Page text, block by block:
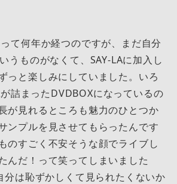
て何年か経つのですが、まだ自分
うものがなくて、SAY-LAに加入し
っと楽しみにしていました。いろ
詰まったDVDBOXになっているの
が見れるところも魅力のひとつか
ンプルを見させてもらったんです
のすごく不安そうな顔でライブし
んだ！って笑ってしまいました
分は恥ずかしくて見られたくないか